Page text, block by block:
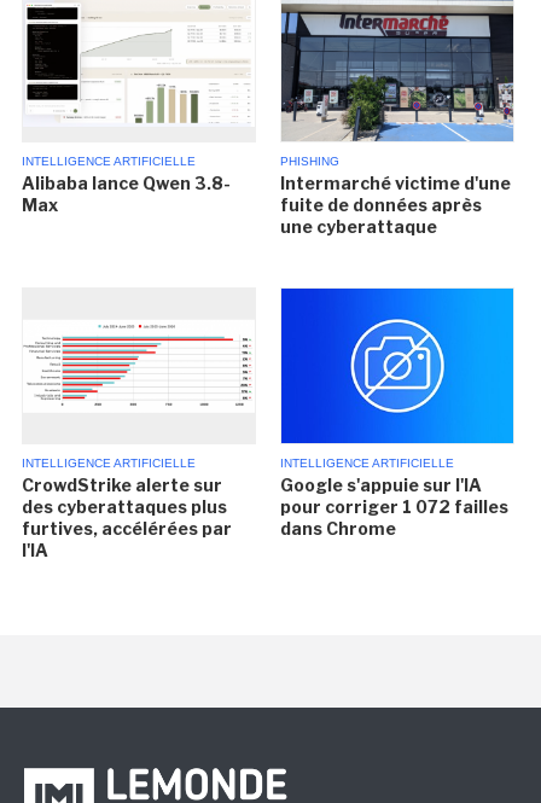
INTELLIGENCE ARTIFICIELLE
Alibaba lance Qwen 3.8-
Max
PHISHING
Intermarché victime d'une
fuite de données après
une cyberattaque
INTELLIGENCE ARTIFICIELLE
CrowdStrike alerte sur
des cyberattaques plus
furtives, accélérées par
l'IA
INTELLIGENCE ARTIFICIELLE
Google s'appuie sur l'IA
pour corriger 1 072 failles
dans Chrome